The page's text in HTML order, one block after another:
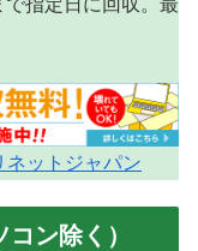
指定日に回収。最
ネットジャパン
ン除く）